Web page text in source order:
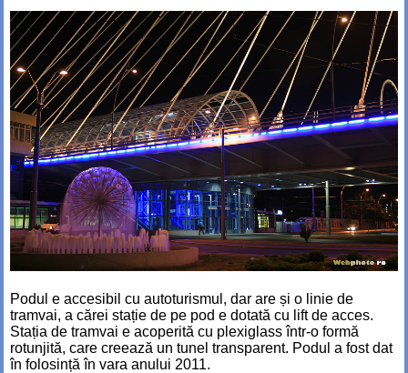
Podul e accesibil cu autoturismul, dar are și o linie de
tramvai, a cărei stație de pe pod e dotată cu lift de acces.
Stația de tramvai e acoperită cu plexiglass într-o formă
rotunjită, care creează un tunel transparent. Podul a fost dat
în folosință în vara anului 2011.